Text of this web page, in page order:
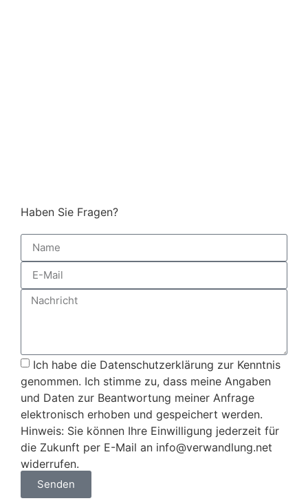
Haben Sie Fragen?
Ich habe die Datenschutzerklärung zur Kenntnis
genommen. Ich stimme zu, dass meine Angaben
und Daten zur Beantwortung meiner Anfrage
elektronisch erhoben und gespeichert werden.
Hinweis: Sie können Ihre Einwilligung jederzeit für
die Zukunft per E-Mail an info@verwandlung.net
widerrufen.
Senden